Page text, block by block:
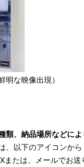
明な映像出現）
類、納品場所などに
、以下のアイコンか
たは、メールでお送